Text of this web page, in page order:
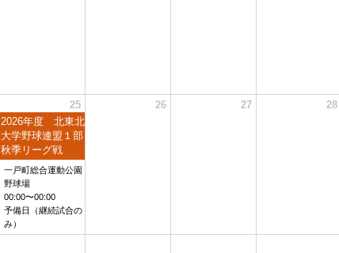
25
2026年度 北東北
大学野球連盟１部
秋季リーグ戦
一戸町総合運動公園
野球場
00:00〜00:00
予備日（継続試合の
み）
26 27 28